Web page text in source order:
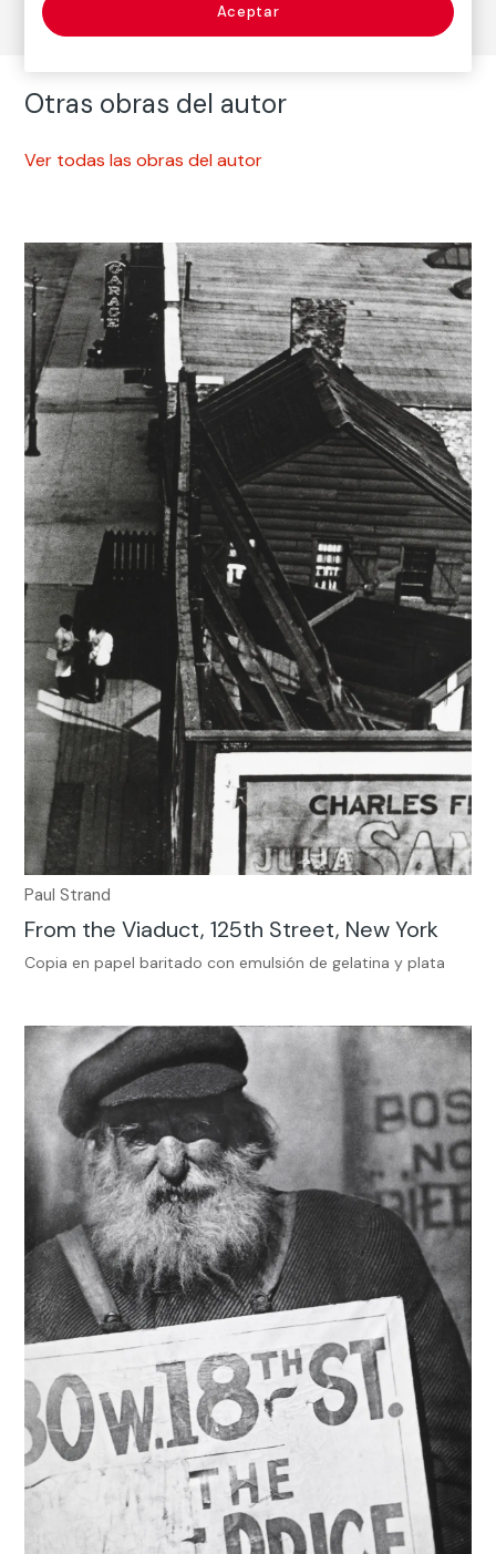
Otras obras del autor
Ver todas las obras del autor
Paul Strand
From the Viaduct, 125th Street, New York
Copia en papel baritado con emulsión de gelatina y plata
Aceptar